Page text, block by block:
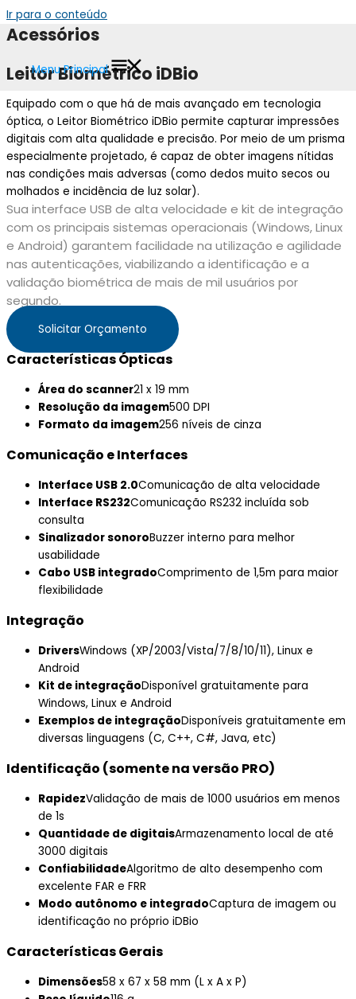
Ir para o conteúdo
Menu Principal
Acessórios
Leitor Biométrico iDBio
Equipado com o que há de mais avançado em tecnologia
óptica, o Leitor Biométrico iDBio permite capturar impressões
digitais com alta qualidade e precisão. Por meio de um prisma
especialmente projetado, é capaz de obter imagens nítidas
nas condições mais adversas (como dedos muito secos ou
molhados e incidência de luz solar).
Sua interface USB de alta velocidade e kit de integração
com os principais sistemas operacionais (Windows, Linux
e Android) garantem facilidade na utilização e agilidade
nas autenticações, viabilizando a identificação e a
validação biométrica de mais de mil usuários por
segundo.
Solicitar Orçamento
Características Ópticas
Área do scanner21 x 19 mm
Resolução da imagem500 DPI
Formato da imagem256 níveis de cinza
Comunicação e Interfaces
Interface USB 2.0Comunicação de alta velocidade
Interface RS232Comunicação RS232 incluída sob
consulta
Sinalizador sonoroBuzzer interno para melhor
usabilidade
Cabo USB integradoComprimento de 1,5m para maior
flexibilidade
Integração
DriversWindows (XP/2003/Vista/7/8/10/11), Linux e
Android
Kit de integraçãoDisponível gratuitamente para
Windows, Linux e Android
Exemplos de integraçãoDisponíveis gratuitamente em
diversas linguagens (C, C++, C#, Java, etc)
Identificação (somente na versão PRO)
RapidezValidação de mais de 1000 usuários em menos
de 1s
Quantidade de digitaisArmazenamento local de até
3000 digitais
ConfiabilidadeAlgoritmo de alto desempenho com
excelente FAR e FRR
Modo autônomo e integradoCaptura de imagem ou
identificação no próprio iDBio
Características Gerais
Dimensões58 x 67 x 58 mm (L x A x P)